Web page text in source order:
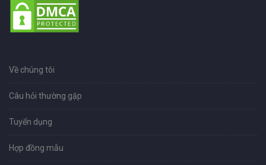
Về chúng tôi
Câu hỏi thường gặp
Tuyển dụng
Hợp đồng mẫu